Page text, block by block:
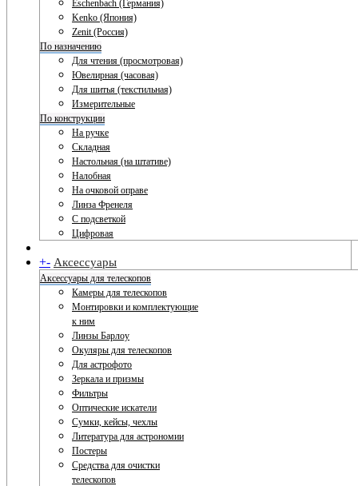
Eschenbach (Германия)
Kenko (Япония)
Zenit (Россия)
По назначению
Для чтения (просмотровая)
Ювелирная (часовая)
Для шитья (текстильная)
Измерительные
По конструкции
На ручке
Складная
Настольная (на штативе)
Налобная
На очковой оправе
Линза Френеля
С подсветкой
Цифровая
+- Аксессуары
Аксессуары для телескопов
Камеры для телескопов
Монтировки и комплектующие
к ним
Линзы Барлоу
Окуляры для телескопов
Для астрофото
Зеркала и призмы
Фильтры
Оптические искатели
Сумки, кейсы, чехлы
Литература для астрономии
Постеры
Средства для очистки
телескопов